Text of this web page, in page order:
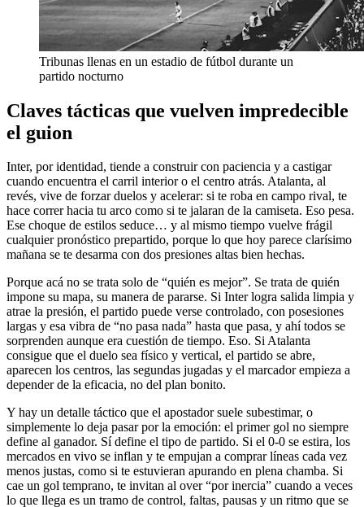
Tribunas llenas en un estadio de fútbol durante un
partido nocturno
Claves tácticas que vuelven impredecible
el guion
Inter, por identidad, tiende a construir con paciencia y a castigar
cuando encuentra el carril interior o el centro atrás. Atalanta, al
revés, vive de forzar duelos y acelerar: si te roba en campo rival, te
hace correr hacia tu arco como si te jalaran de la camiseta. Eso pesa.
Ese choque de estilos seduce… y al mismo tiempo vuelve frágil
cualquier pronóstico prepartido, porque lo que hoy parece clarísimo
mañana se te desarma con dos presiones altas bien hechas.
Porque acá no se trata solo de “quién es mejor”. Se trata de quién
impone su mapa, su manera de pararse. Si Inter logra salida limpia y
atrae la presión, el partido puede verse controlado, con posesiones
largas y esa vibra de “no pasa nada” hasta que pasa, y ahí todos se
sorprenden aunque era cuestión de tiempo. Eso. Si Atalanta
consigue que el duelo sea físico y vertical, el partido se abre,
aparecen los centros, las segundas jugadas y el marcador empieza a
depender de la eficacia, no del plan bonito.
Y hay un detalle táctico que el apostador suele subestimar, o
simplemente lo deja pasar por la emoción: el primer gol no siempre
define al ganador. Sí define el tipo de partido. Si el 0-0 se estira, los
mercados en vivo se inflan y te empujan a comprar líneas cada vez
menos justas, como si te estuvieran apurando en plena chamba. Si
cae un gol temprano, te invitan al over “por inercia” cuando a veces
lo que llega es un tramo de control, faltas, pausas y un ritmo que se